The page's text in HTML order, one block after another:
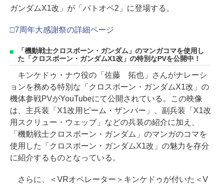
ガンダムX1改」が「バトオペ2」に登場する。
□7周年大感謝祭の詳細ページ
「機動戦士クロスボーン・ガンダム」のマンガコマを使用し
た「クロスボーン・ガンダムX1改」の特別なPVを公開中！
キンケドゥ・ナウ役の「佐藤 拓也」さんがナレーシ
ョンを務める特別な「クロスボーン・ガンダムX1改」の
機体参戦PVがYouTubeにて公開されている。この映像
は、主兵装「X1改用ビーム・ザンバー」、副兵装「X1改
用スクリュー・ウェッブ」などの兵装の紹介に加え、
「機動戦士クロスボーン・ガンダム」のマンガのコマを
使用した「クロスボーン・ガンダムX1改」の魅力を存分
に紹介するものとなっている。
さらに、＜VRオペレーター＞キンケドゥが付いた＜V